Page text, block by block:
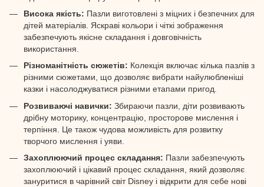
Висока якість: Пазли виготовлені з міцних і безпечних для
дітей матеріалів. Яскраві кольори і чіткі зображення
забезпечують якісне складання і довговічність
використання.
Різноманітність сюжетів: Колекція включає кілька пазлів з
різними сюжетами, що дозволяє вибрати найулюбленіші
казки і насолоджуватися різними етапами пригод.
Розвиваючі навички: Збираючи пазли, діти розвивають
дрібну моторику, концентрацію, просторове мислення і
терпіння. Це також чудова можливість для розвитку
творчого мислення і уяви.
Захоплюючий процес складання: Пазли забезпечують
захоплюючий і цікавий процес складання, який дозволяє
зануритися в чарівний світ Disney і відкрити для себе нові